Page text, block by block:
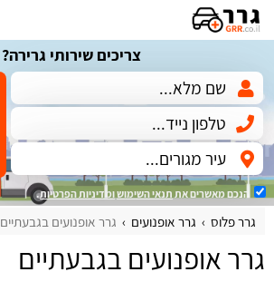
צריכים שירותי גרירה?
הנכם מאשרים את תנאי השימושומדיניות הפרטיות.
גרר פלוס גרר אופנועים גרר אופנועים בגבעתיים
גרר אופנועים בגבעתיים